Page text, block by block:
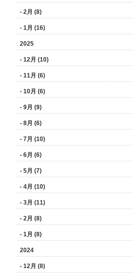
- 2月 (8)
- 1月 (16)
2025
- 12月 (10)
- 11月 (6)
- 10月 (6)
- 9月 (9)
- 8月 (6)
- 7月 (10)
- 6月 (6)
- 5月 (7)
- 4月 (10)
- 3月 (11)
- 2月 (8)
- 1月 (8)
2024
- 12月 (8)